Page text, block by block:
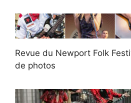
Revue du Newport Folk
de photos